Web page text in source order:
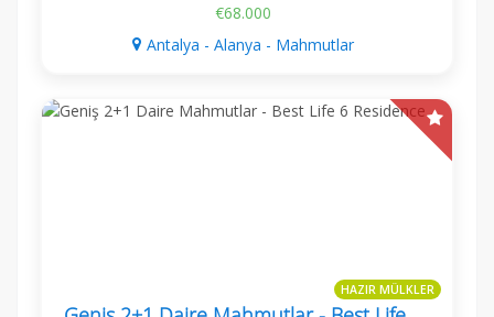
€68.000
Antalya - Alanya - Mahmutlar
HAZIR MÜLKLER